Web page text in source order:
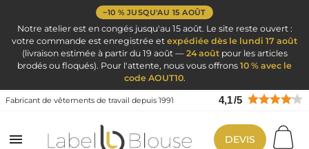
−10 % JUSQU'AU 15 AOÛT
Notre atelier est en congés jusqu'au 15 août. Le site reste ouvert :
votre commande est enregistrée et expédiée dès le lundi 17 août
(livraison estimée à partir du 19 août — 24 aoûtpour les articles
brodés ou floqués). Pour l'attente, nous vous offrons 10 % avec le
code AOUT10.
Fabricant de vêtements de travail depuis 1991 4,1/5
 DEVIS
Vêtement de travail EPI : Equipement Protection Individuel
Gants